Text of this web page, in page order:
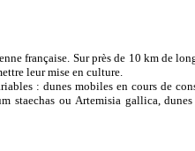
française. Sur près de 10 km de
leur mise en culture.
: dunes mobiles en cours de
staechas ou Artemisia gallica,